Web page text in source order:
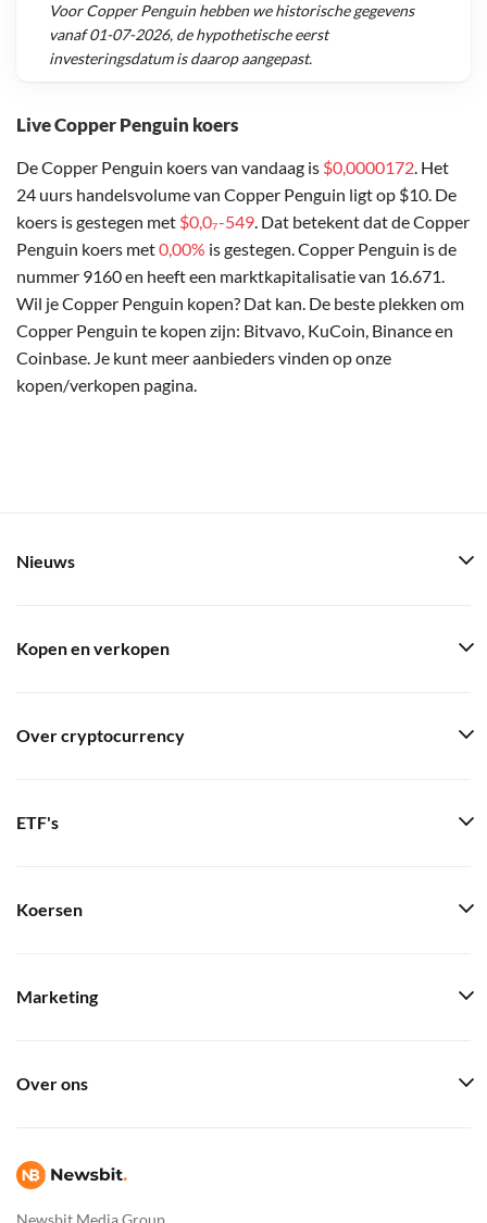
Live Copper Penguin koers
De Copper Penguin koers van vandaag is $0,0000172. Het
24 uurs handelsvolume van Copper Penguin ligt op $10. De
koers is gestegen met $0,0₇-549. Dat betekent dat de Copper
Penguin koers met0,00% is gestegen. Copper Penguin is de
nummer 9160 en heeft een marktkapitalisatie van 16.671.
Wil je Copper Penguin kopen? Dat kan. De beste plekken om
Copper Penguin te kopen zijn: Bitvavo, KuCoin, Binance en
Coinbase. Je kunt meer aanbieders vinden op onze
kopen/verkopen pagina.
VoorCopper Penguinhebben we historische gegevens
vanaf01-07-2026, de hypothetische eerst
investeringsdatum is daarop aangepast.
Newsbit Media Group
Nieuws
Kopen en verkopen
Over cryptocurrency
ETF's
Koersen
Marketing
Over ons